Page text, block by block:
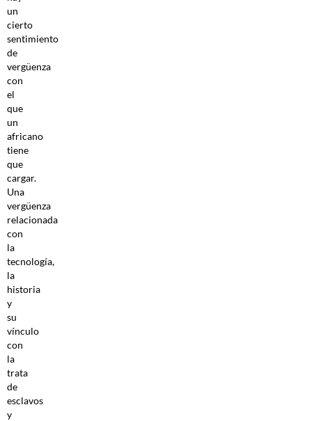
un
cierto
sentimiento
de
vergüenza
con
el
que
un
africano
tiene
que
cargar.
Una
vergüenza
relacionada
con
la
tecnología,
la
historia
y
su
vínculo
con
la
trata
de
esclavos
y